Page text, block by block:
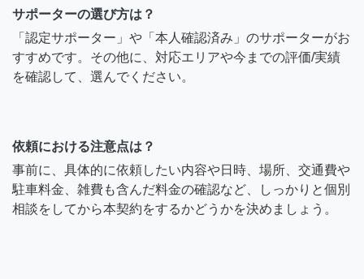
サポーターの選び方は？
「認定サポーター」や「本人確認済み」のサポーターがお
すすめです。その他に、対応エリアや今までの評価/実績
を確認して、選んでください。
依頼における注意点は？
事前に、具体的に依頼したい内容や日時、場所、交通費や
駐車料金、雑費も含んだ料金の確認など、しっかりと個別
相談をしてから本契約をするかどうかを決めましょう。